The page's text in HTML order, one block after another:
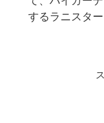
するラニスタ